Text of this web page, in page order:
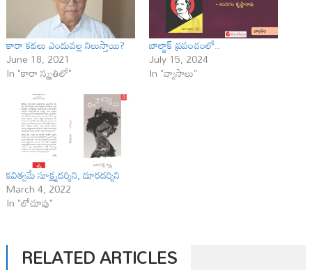
కారా కథలు ఎందువల్ల నిలుస్తాయి?
June 18, 2021
In "కారా స్మృతిలో"
బాల్జాక్ ప్రపంచంలో..
July 15, 2024
In "వ్యాసాలు"
కవిత్వమే సూక్ష్మదర్శిని, దూరదర్శిని
March 4, 2022
In "లోచూపు"
RELATED ARTICLES